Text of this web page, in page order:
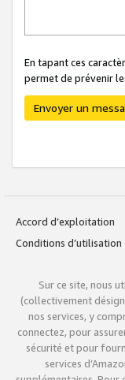
En tapant ces
permet de prévenir
Envoyer un
Accord d’exploitation
Conditions d’utilisation
Sur ce site, nous
(collectivement
nos services, y
connectez, pour
sécurité et pour
services